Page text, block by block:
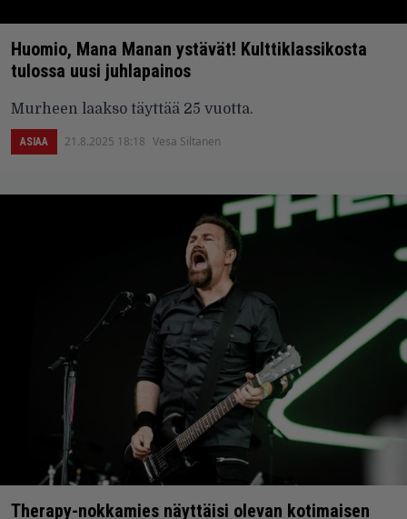
Huomio, Mana Manan ystävät! Kulttiklassikosta
tulossa uusi juhlapainos
Murheen laakso täyttää 25 vuotta.
ASIAA 21.8.2025 18:18 Vesa Siltanen
Therapy-nokkamies näyttäisi olevan kotimaisen